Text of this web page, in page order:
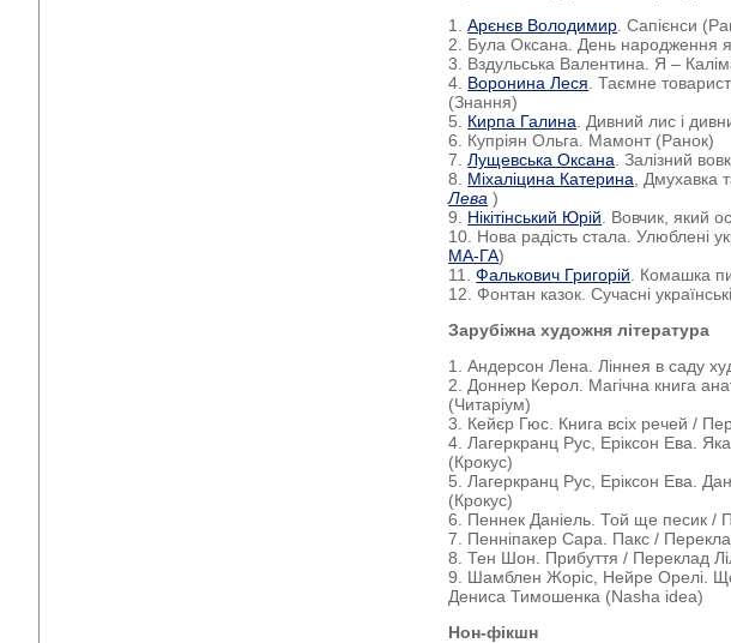
1.Арєнєв Володимир . Сапієнси
2. Була Оксана. День народження
3. Вздульська Валентина. Я –
4. Воронина Леся . Таємне
(Знання)
5. Кирпа Галина . Дивний лис і
6. Купріян Ольга. Мамонт (Ранок)
7.Лущевська Оксана . Залізний
8. Міхаліцина Катерина , Дмухавка
Лева )
9. Нікітінський Юрій . Вовчик, який
10. Нова радість стала. Улюблені
МА-ГА)
11.Фалькович Григорій . Комашка
12. Фонтан казок. Сучасні
Зарубіжна художня література
1. Андерсон Лена. Ліннея в саду
2. Доннер Керол. Магічна книга
(Читаріум)
3. Кейєр Гюс. Книга всіх речей /
4. Лагеркранц Рус, Еріксон Ева.
(Крокус)
5. Лагеркранц Рус, Еріксон Ева.
(Крокус)
6. Пеннек Даніель. Той ще песик /
7. Пенніпакер Сара. Пакс /
8. Тен Шон. Прибуття / Переклад
9. Шамблен Жоріс, Нейре Орелі.
Дениса Тимошенка (Nasha idea)
Нон-фікшн